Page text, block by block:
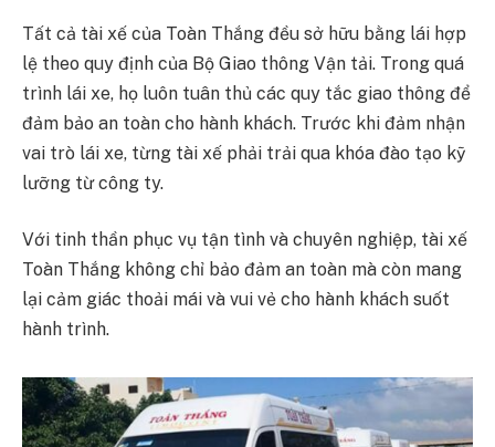
Tất cả tài xế của Toàn Thắng đều sở hữu bằng lái hợp
lệ theo quy định của Bộ Giao thông Vận tải. Trong quá
trình lái xe, họ luôn tuân thủ các quy tắc giao thông để
đảm bảo an toàn cho hành khách. Trước khi đảm nhận
vai trò lái xe, từng tài xế phải trải qua khóa đào tạo kỹ
lưỡng từ công ty.
Với tinh thần phục vụ tận tình và chuyên nghiệp, tài xế
Toàn Thắng không chỉ bảo đảm an toàn mà còn mang
lại cảm giác thoải mái và vui vẻ cho hành khách suốt
hành trình.